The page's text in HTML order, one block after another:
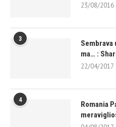
23/08/2016
3
Sembrava
ma… :
22/04/2017
4
Romania